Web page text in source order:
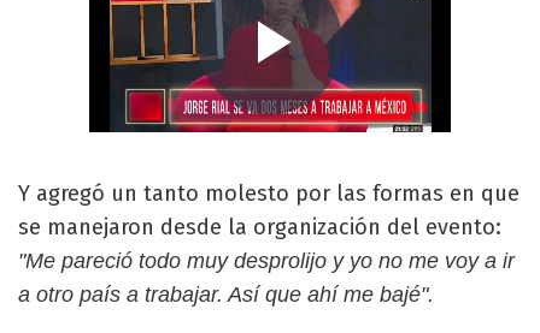
Y agregó un tanto molesto por las formas en que
se manejaron desde la organización del evento:
"Me pareció todo muy desprolijo y yo no me voy a ir
a otro país a trabajar. Así que ahí me bajé".